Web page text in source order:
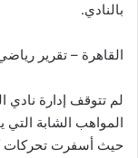
بالنادي.
القاهرة – تقرير
لم تتوقف إدارة
المواهب الشابة التي
حيث أسفرت تحركات